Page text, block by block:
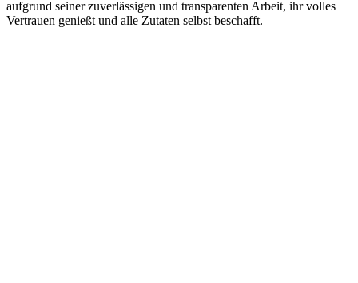
aufgrund seiner zuverlässigen und transparenten Arbeit, ihr volles
Vertrauen genießt und alle Zutaten selbst beschafft.